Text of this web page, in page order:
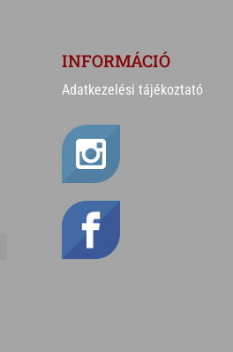
INFORMÁCIÓ
Adatkezelési tájékoztató